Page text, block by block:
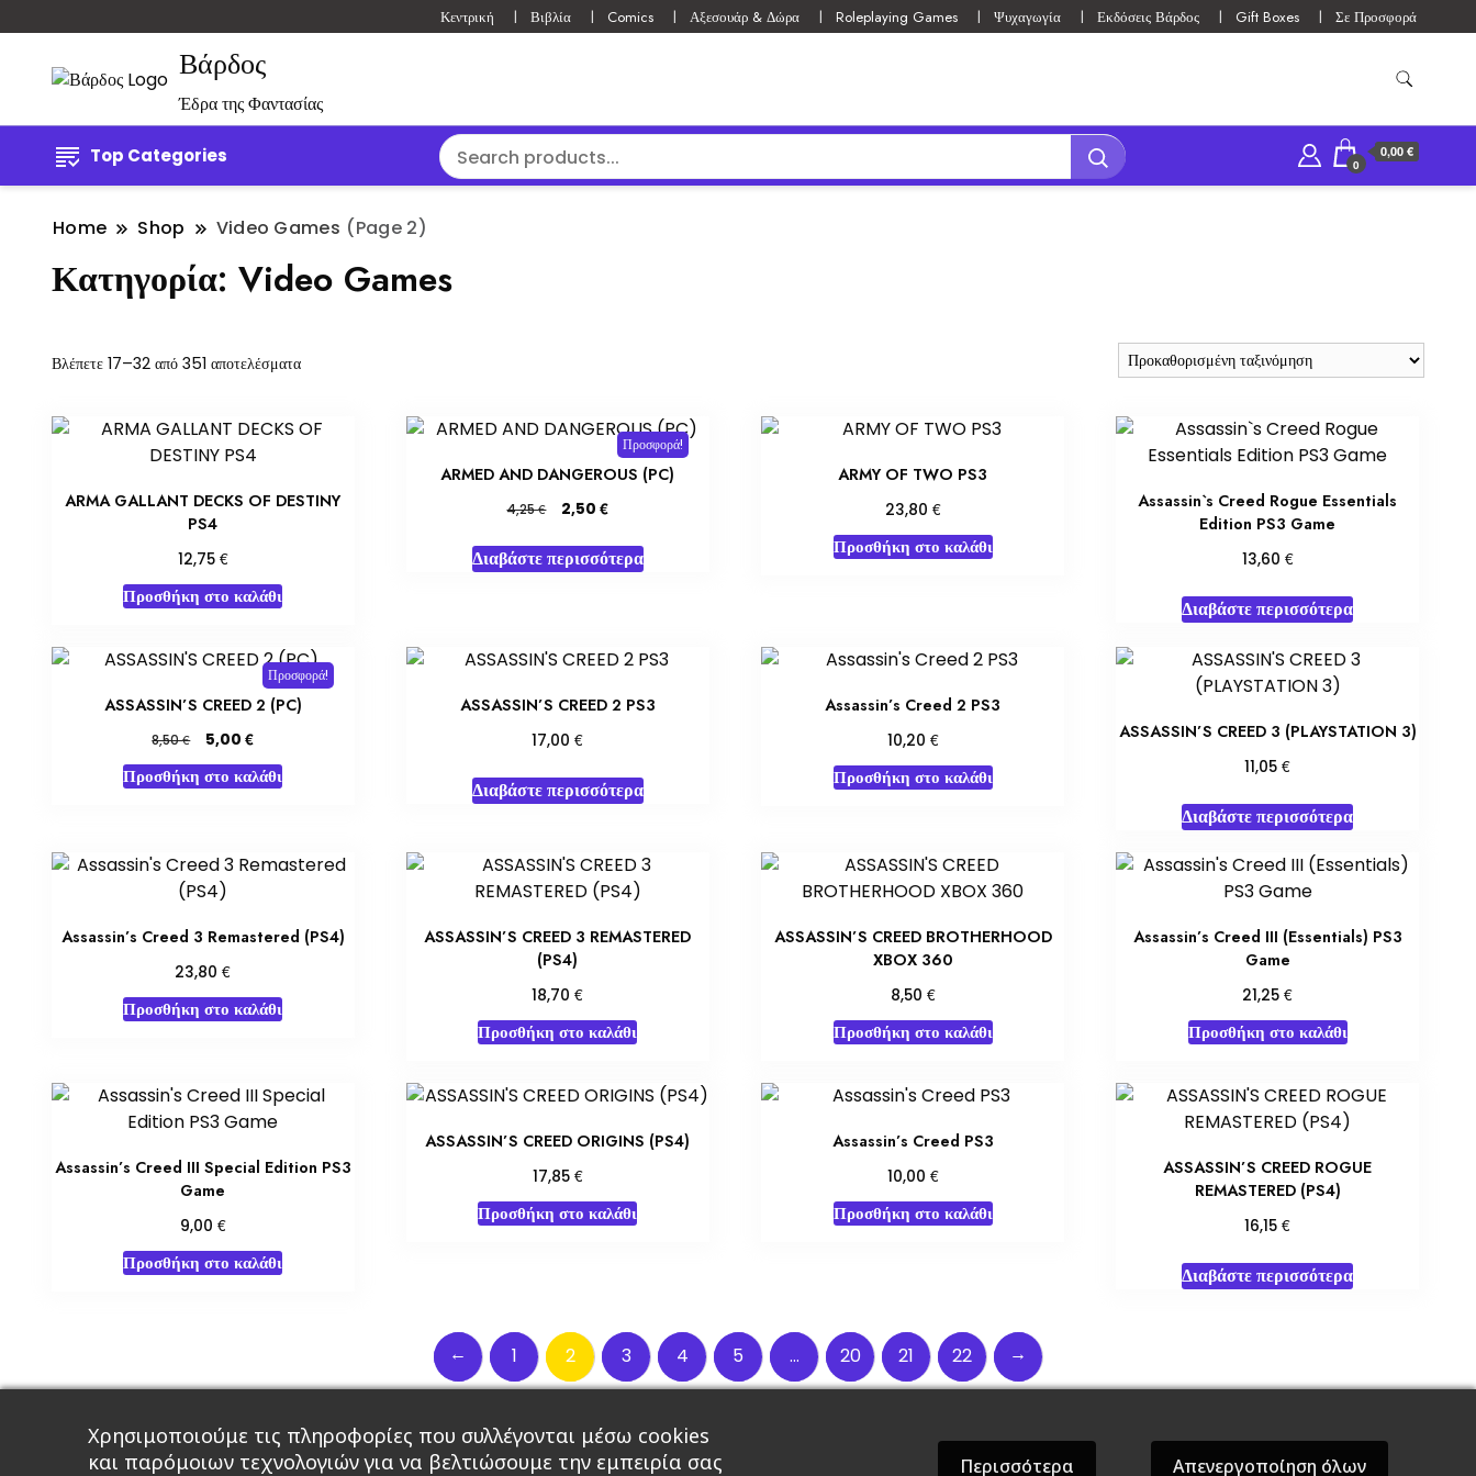
Κεντρική Βιβλία Comics Αξεσουάρ & Δώρα Roleplaying Games Ψυχαγωγία Εκδόσεις Βάρδος Gift Boxes Σε Προσφορά
Βάρδος
Έδρα της Φαντασίας
Top Categories 0
0,00 €
Home Shop Video Games (Page 2)
Κατηγορία: Video Games
Βλέπετε 17–32 από 351 αποτελέσματα
ARMA GALLANT DECKS OF DESTINY
PS4
12,75 €
Προσθήκη στο καλάθι
Προσφορά!
ARMED AND DANGEROUS (PC)
4,25€
Original
was:
4,25 €.
2,50€Η
τιμή
είναι:
Διαβάστε περισσότερα
ARMY OF TWO PS3
23,80 €
Προσθήκη στο καλάθι
Assassin`s Creed Rogue Essentials
Edition PS3 Game
13,60 €
Διαβάστε περισσότερα
Προσφορά!
ASSASSIN’S CREED 2 (PC)
8,50€
Original
price
was:
5,00€Η
τρέχουσα
τιμή
Προσθήκη στο καλάθι
ASSASSIN’S CREED 2 PS3
17,00€
Διαβάστε περισσότερα
Assassin’s Creed 2 PS3
10,20 €
Προσθήκη στο καλάθι
ASSASSIN’S CREED 3 (PLAYSTATION 3)
11,05€
Διαβάστε περισσότερα
Assassin’s Creed 3 Remastered (PS4)
23,80€
Προσθήκη στο καλάθι
ASSASSIN’S CREED 3 REMASTERED
(PS4)
18,70€
Προσθήκη στο καλάθι
ASSASSIN’S CREED BROTHERHOOD
XBOX 360
8,50 €
Προσθήκη στο καλάθι
Assassin’s Creed III (Essentials) PS3
Game
21,25€
Προσθήκη στο καλάθι
Assassin’s Creed III Special Edition PS3
Game
9,00 €
Προσθήκη στο καλάθι
ASSASSIN’S CREED ORIGINS (PS4)
17,85 €
Προσθήκη στο καλάθι
Assassin’s Creed PS3
10,00 €
Προσθήκη στο καλάθι
ASSASSIN’S CREED ROGUE
REMASTERED (PS4)
16,15€
Διαβάστε περισσότερα
← 1 2 3 4 5 … 20 21 22 →
Κεντρική Βιβλία Comics Αξεσουάρ & Δώρα Roleplaying Games Εκδόσεις Βάρδος Gift Boxes Σε Προσφορά
Χρησιμοποιούμε τις πληροφορίες που συλλέγονται μέσω cookies
και παρόμοιων τεχνολογιών για να βελτιώσουμε την εμπειρία σας
Περισσότερα Απενεργοποίηση όλων